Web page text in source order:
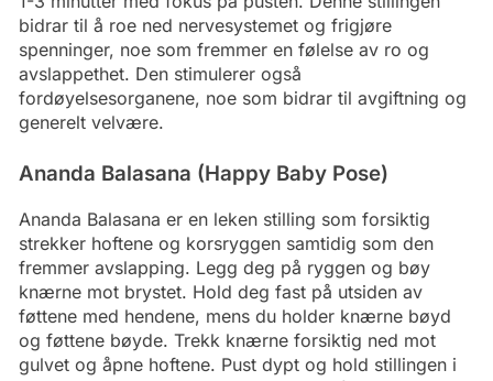
bidrar til å roe ned nervesystemet og frigjøre
spenninger, noe som fremmer en følelse av ro og
avslappethet. Den stimulerer også
fordøyelsesorganene, noe som bidrar til avgiftning og
generelt velvære.
Ananda Balasana (Happy Baby Pose)
Ananda Balasana er en leken stilling som forsiktig
strekker hoftene og korsryggen samtidig som den
fremmer avslapping. Legg deg på ryggen og bøy
knærne mot brystet. Hold deg fast på utsiden av
føttene med hendene, mens du holder knærne bøyd
og føttene bøyde. Trekk knærne forsiktig ned mot
gulvet og åpne hoftene. Pust dypt og hold stillingen i